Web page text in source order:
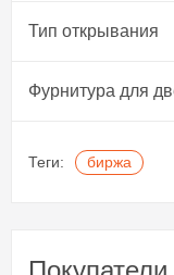
Тип открывания
Фурнитура для
Теги: биржа